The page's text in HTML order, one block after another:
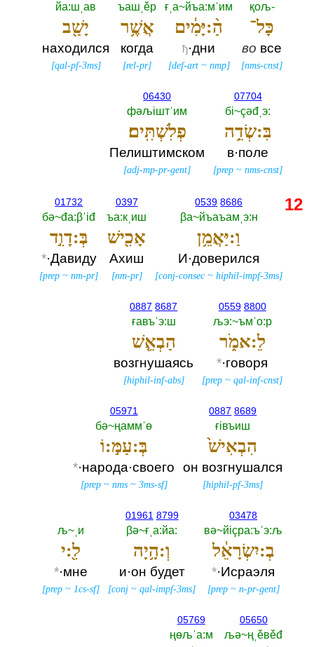
қољ-‎
כָּל־
во все
[nms-cnst]
ғˌа~йъа:мˈим
הַ֨:יָּמִ֔ים
ђ·дни
[def-art~ nmp]
ъашˌěр
אֲשֶׁ֥ר
когда
[rel-pr]
йа:шˌав
יָשַׁ֖ב
находился
[qal-pf-3ms]
07704
бi~çәđˌэ:‎
בִּ:שְׂדֵ֥ה
в·поле
[prep ~nms-cnst]
06430
фәљiштˈим
פְלִשְׁתִּֽים׃
Пелиштимском
[adj-mp-pr-gent]
0539 8686
βа~йъаъамˌэ:н
וַ:יַּאֲמֵ֥ן
И·доверился
[conj-consec ~hiphil-impf-3ms]
0397
ъа:кˌиш
אָכִ֖ישׁ
Ахиш
[nm-pr]
01732
бә~đа:βˈiđ
בְּ:דָוִ֣ד
*·Давиду
[prep ~nm-pr]
0559 8800
љэ:~ъмˈо:р
לֵ:אמֹ֑ר
*·говоря
[prep ~qal-inf-cnst]
0887 8687
ғавъˈэ:ш
הַבְאֵ֤שׁ
возгнушаясь
[hiphil-inf-abs]
0887 8689
ғiвъиш
הִבְאִישׁ֙
он возгнушался
[hiphil-pf-3ms]
05971
бә~ңаммˈө
בְּ:עַמּ֣:וֹ
*·народа·своего
[prep~ nms~ 3ms-sf]
03478
вә~йiçра:ъˈэ:љ
בְ:יִשְׂרָאֵ֔ל
*·Исраэля
[prep~ n-pr-gent]
01961 8799
βә~ғˌа:йа:‎
וְ:הָ֥יָה
и·он будет
[conj ~qal-impf-3ms]
љ~ˌи
לִ֖:י
*·мне
[prep ~1cs-sf]
05650
љә~ңˌěвěđ
05769
ңөљˈа:м
12